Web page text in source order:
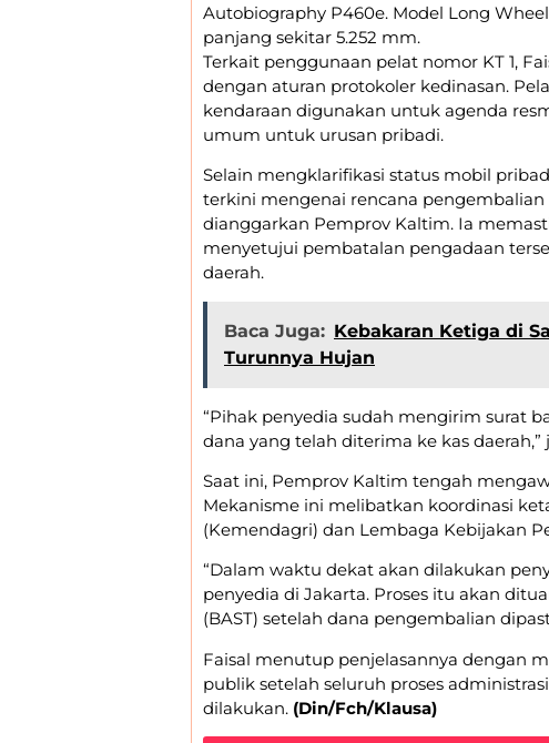
Autobiography P460e. Model Long
panjang sekitar 5.252 mm.
​Terkait penggunaan pelat nomor KT 1,
dengan aturan protokoler kedinasan.
kendaraan digunakan untuk agenda
umum untuk urusan pribadi.
​Selain mengklarifikasi status mobil
terkini mengenai rencana
dianggarkan Pemprov Kaltim. Ia
menyetujui pembatalan pengadaan
daerah.
Baca Juga: Kebakaran Ketiga di
Turunnya Hujan
​“Pihak penyedia sudah mengirim surat
dana yang telah diterima ke kas daerah,”
​Saat ini, Pemprov Kaltim tengah
Mekanisme ini melibatkan koordinasi
(Kemendagri) dan Lembaga Kebijakan
​“Dalam waktu dekat akan dilakukan
penyedia di Jakarta. Proses itu akan
(BAST) setelah dana pengembalian
​Faisal menutup penjelasannya dengan
publik setelah seluruh proses
dilakukan. (Din/Fch/Klausa)